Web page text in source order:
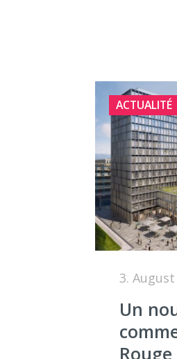
ACTUALITÉ
3. August
Un
Rouge